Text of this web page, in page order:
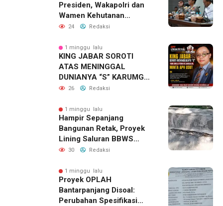
Presiden, Wakapolri dan
Wamen Kehutanan
Konsolidasikan Langkah
dan Karhutla
24 Redaksi
1 minggu lalu
KING JABAR SOROTI
ATAS MENINGGAL
DUNIANYA “S” KARUMGA
EKS JAMPIDSUS.
26 Redaksi
1 minggu lalu
Hampir Sepanjang
Bangunan Retak, Proyek
Lining Saluran BBWS
Citanduy di Desa Bumireja
30 Redaksi
1 minggu lalu
Proyek OPLAH
Bantarpanjang Disoal:
Perubahan Spesifikasi